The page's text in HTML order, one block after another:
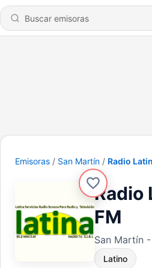
Emisoras San Martín Radio
Radio
FM
San Martín
Latino